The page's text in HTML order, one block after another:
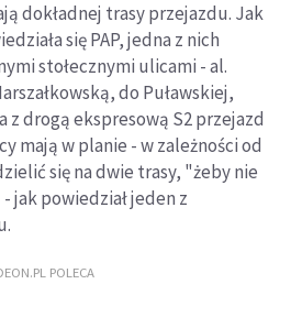
dokładnej trasy przejazdu. Jak
się PAP, jedna z nich
stołecznymi ulicami - al.
do Puławskiej,
z drogą ekspresową S2 przejazd
mają w planie - w zależności od
się na dwie trasy, "żeby nie
jak powiedział jeden z
POLECA